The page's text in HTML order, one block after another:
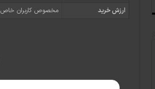
ارزش خرید
مخصوص کاربران خاص